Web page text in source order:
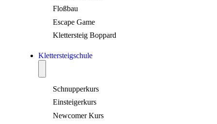
Floßbau
Escape Game
Klettersteig Boppard
Klettersteigschule
Schnupperkurs
Einsteigerkurs
Newcomer Kurs